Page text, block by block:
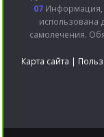
07Информация,
использована
самолечения.
Карта сайта |